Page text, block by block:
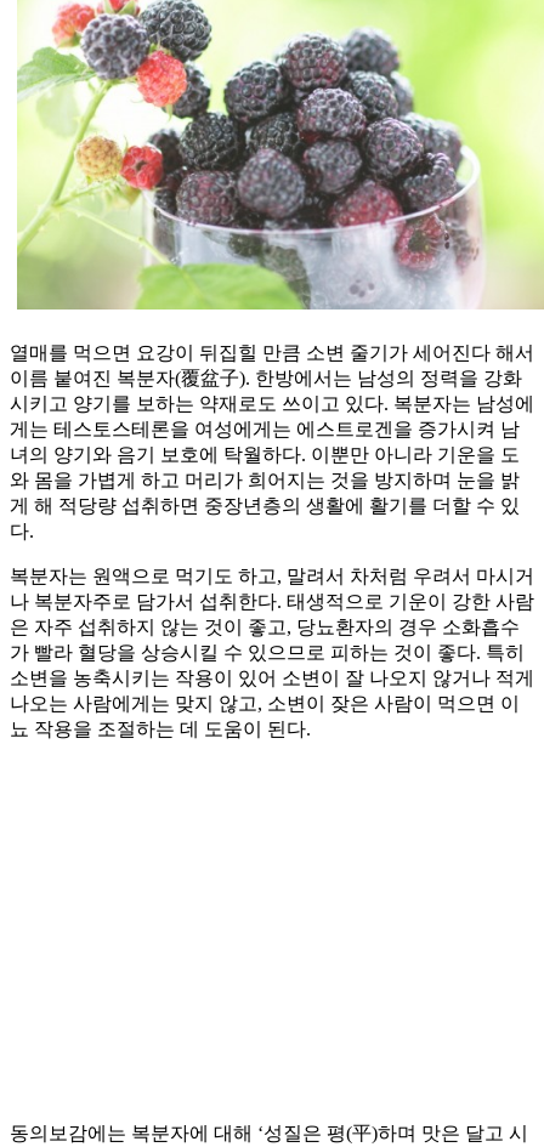
열매를 먹으면 요강이 뒤집힐 만큼 소변 줄기가 세어진다 해서
이름 붙여진 복분자(覆盆子). 한방에서는 남성의 정력을 강화
시키고 양기를 보하는 약재로도 쓰이고 있다. 복분자는 남성에
게는 테스토스테론을 여성에게는 에스트로겐을 증가시켜 남
녀의 양기와 음기 보호에 탁월하다. 이뿐만 아니라 기운을 도
와 몸을 가볍게 하고 머리가 희어지는 것을 방지하며 눈을 밝
게 해 적당량 섭취하면 중장년층의 생활에 활기를 더할 수 있
다.
복분자는 원액으로 먹기도 하고, 말려서 차처럼 우려서 마시거
나 복분자주로 담가서 섭취한다. 태생적으로 기운이 강한 사람
은 자주 섭취하지 않는 것이 좋고, 당뇨환자의 경우 소화흡수
가 빨라 혈당을 상승시킬 수 있으므로 피하는 것이 좋다. 특히
소변을 농축시키는 작용이 있어 소변이 잘 나오지 않거나 적게
나오는 사람에게는 맞지 않고, 소변이 잦은 사람이 먹으면 이
뇨 작용을 조절하는 데 도움이 된다.
동의보감에는 복분자에 대해 ‘성질은 평(平)하며 맛은 달고 시